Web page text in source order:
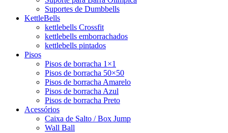
Suportes de Dumbbells
KettleBells
kettlebells Crossfit
kettlebells emborrachados
kettlebells pintados
Pisos
Pisos de borracha 1×1
Pisos de borracha 50×50
Pisos de borracha Amarelo
Pisos de borracha Azul
Pisos de borracha Preto
Acessórios
Caixa de Salto / Box Jump
Wall Ball